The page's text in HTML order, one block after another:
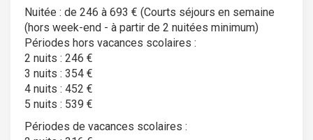
Nuitée : de 246 à 693 € (Courts séjours en semaine
(hors week-end - à partir de 2 nuitées minimum)
Périodes hors vacances scolaires :
2 nuits : 246 €
3 nuits : 354 €
4 nuits : 452 €
5 nuits : 539 €
Périodes de vacances scolaires :